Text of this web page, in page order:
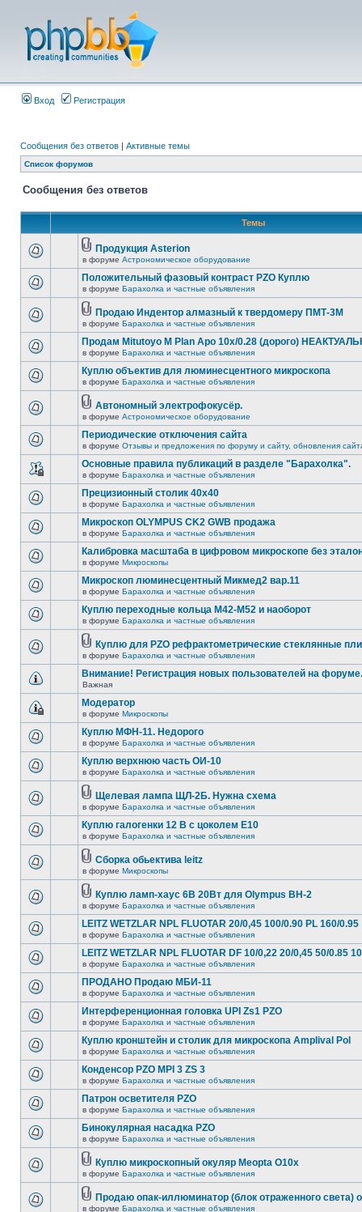
Вход Регистрация
Сообщения без ответов | Активные темы
Список форумов
Сообщения без ответов
Темы
Продукция Asterion
в форуме Астрономическое оборудование
Положительный фазовый контраст PZO Куплю
в форуме Барахолка и частные объявления
Продаю Индентор алмазный к твердомеру ПМТ-3М
в форуме Барахолка и частные объявления
Продам Mitutoyo M Plan Apo 10x/0.28 (дорого)
в форуме Барахолка и частные объявления
Куплю объектив для люминесцентного микроскопа
в форуме Барахолка и частные объявления
Автономный электрофокусёр.
в форуме Астрономическое оборудование
Периодические отключения сайта
в форуме Отзывы и предложения по форуму и сайту, обновления
Основные правила публикаций в разделе "Барахолка".
в форуме Барахолка и частные объявления
Прецизионный столик 40х40
в форуме Барахолка и частные объявления
Микроскоп OLYMPUS CK2 GWB продажа
в форуме Барахолка и частные объявления
Калибровка масштаба в цифровом микроскопе без
в форуме Микроскопы
Микроскоп люминесцентный Микмед2 вар.11
в форуме Барахолка и частные объявления
Куплю переходные кольца М42-М52 и наоборот
в форуме Барахолка и частные объявления
Куплю для PZO рефрактометрические стеклянные
в форуме Барахолка и частные объявления
Внимание! Регистрация новых пользователей на форуме.
Важная
Модератор
в форуме Микроскопы
Куплю МФН-11. Недорого
в форуме Барахолка и частные объявления
Куплю верхнюю часть ОИ-10
в форуме Барахолка и частные объявления
Щелевая лампа ЩЛ-2Б. Нужна схема
в форуме Барахолка и частные объявления
Куплю галогенки 12 В с цоколем Е10
в форуме Барахолка и частные объявления
Сборка обьектива leitz
в форуме Микроскопы
Куплю ламп-хаус 6В 20Вт для Olympus BH-2
в форуме Барахолка и частные объявления
LEITZ WETZLAR NPL FLUOTAR 20/0,45 100/0.90 PL 160/0.95
в форуме Барахолка и частные объявления
LEITZ WETZLAR NPL FLUOTAR DF 10/0,22 20/0,45 50/0.85
в форуме Барахолка и частные объявления
ПРОДАНО Продаю МБИ-11
в форуме Барахолка и частные объявления
Интерференционная головка UPI Zs1 PZO
в форуме Барахолка и частные объявления
Куплю кронштейн и столик для микроскопа Amplival Pol
в форуме Барахолка и частные объявления
Конденсор PZO MPI 3 ZS 3
в форуме Барахолка и частные объявления
Патрон осветителя PZO
в форуме Барахолка и частные объявления
Бинокулярная насадка PZO
в форуме Барахолка и частные объявления
Куплю микроскопный окуляр Meopta O10x
в форуме Барахолка и частные объявления
Продаю опак-иллюминатор (блок отраженного света)
в форуме Барахолка и частные объявления